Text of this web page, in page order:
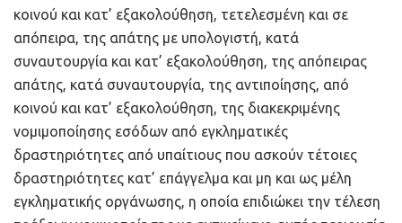
κοινού και κατ’ εξακολούθηση, τετελεσμένη και σε
απόπειρα, της απάτης με υπολογιστή, κατά
συναυτουργία και κατ’ εξακολούθηση, της απόπειρας
απάτης, κατά συναυτουργία, της αντιποίησης, από
κοινού και κατ’ εξακολούθηση, της διακεκριμένης
νομιμοποίησης εσόδων από εγκληματικές
δραστηριότητες από υπαίτιους που ασκούν τέτοιες
δραστηριότητες κατ’ επάγγελμα και μη και ως μέλη
εγκληματικής οργάνωσης, η οποία επιδιώκει την τέλεση